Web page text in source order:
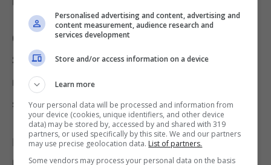
Osserva il contesto in cui il gatto fa le fusa.
Sta ricevendo attenzione? È in un ambiente
nuovo? Questi dettagli possono darti indizi
sul suo stato emotivo.
L’intensità delle fusa può variare. Fusa
Personalised advertising and content, advertising and
content measurement, audience research and
services development
Store and/or access information on a device
Learn more
Your personal data will be processed and information from
your device (cookies, unique identifiers, and other device
data) may be stored by, accessed by and shared with 319
partners, or used specifically by this site. We and our partners
may use precise geolocation data. List of partners.
Some vendors may process your personal data on the basis